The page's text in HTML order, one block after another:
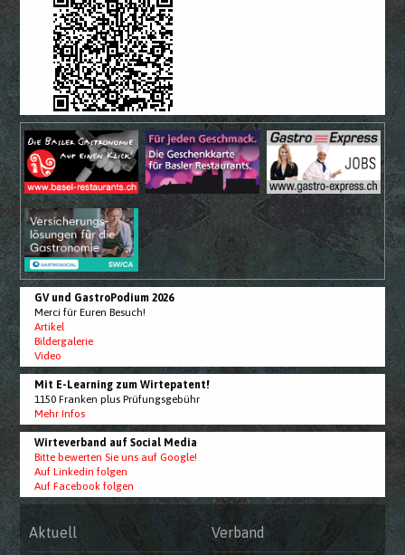
GV und GastroPodium 2026
Merci für Euren Besuch!
Artikel
Bildergalerie
Video
Mit E-Learning zum Wirtepatent!
1150 Franken plus Prüfungsgebühr
Mehr Infos
Wirteverband auf Social Media
Bitte bewerten Sie uns auf Google!
Auf Linkedin folgen
Auf Facebook folgen
Aktuell Verband